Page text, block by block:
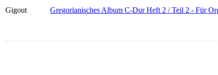
Gigout Gregorianisches Album C-Dur Heft 2 / Teil 2 - Für